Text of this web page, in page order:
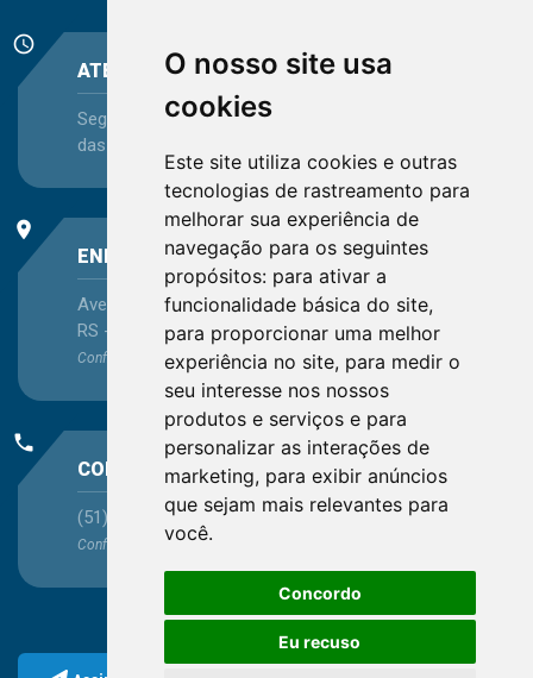
O nosso site usa
cookies
Este site utiliza cookies e outras
tecnologias de rastreamento para
melhorar sua experiência de
navegação para os seguintes
propósitos: para ativar a
funcionalidade básica do site,
para proporcionar uma melhor
experiência no site, para medir o
seu interesse nos nossos
produtos e serviços e para
personalizar as interações de
marketing, para exibir anúncios
que sejam mais relevantes para
você.
Concordo
Eu recuso
schedule
ATENDIMENTO
Segunda-feira a Sexta-feira - das 08:30 às 12:15 e
das 13:30 às 16:45
place
ENDEREÇO
Avenida Itaqui, 45, Bairro Petrópolis, Porto Alegre -
RS - CEP 90460-140
Confira as demaislocalizações no Estado
phone
CONTATO
(51) 3330-5659
Confira os e-mailsaqui